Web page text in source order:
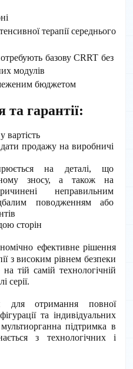
терапії середнього
базову CRRT без
модулів
бюджетом
гарантії:
вартість
дати продажу на виробничі
на деталі, що
зносу, а також на
неправильним
поводженням або
сторін
ефективне рішення
з високим рівнем безпеки
на тій самій технологічній
серії.
для отримання повної
та індивідуальних
підтримка в
з технологічних і